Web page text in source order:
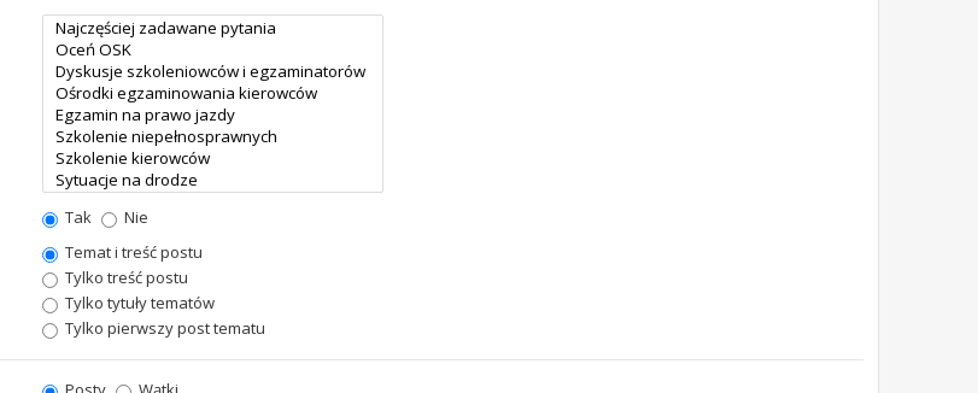
Tak
Nie
Temat i treść postu
Tylko treść postu
Tylko tytuły tematów
Tylko pierwszy post tematu